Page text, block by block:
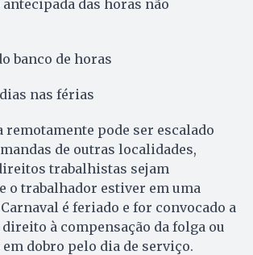
das horas não
banco de horas
nas férias
remotamente pode ser escalado
de outras localidades,
trabalhistas sejam
o trabalhador estiver em uma
é feriado e for convocado a
à compensação da folga ou
dobro pelo dia de serviço.